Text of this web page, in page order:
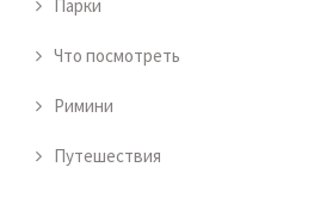
Парки
Что посмотреть
Римини
Путешествия